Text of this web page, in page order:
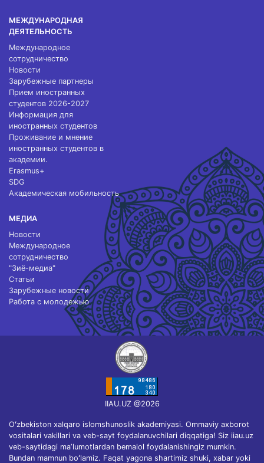
МЕЖДУНАРОДНАЯ
ДЕЯТЕЛЬНОСТЬ
Международное
сотрудничество
Новости
Зарубежные партнеры
Прием иностранных
студентов 2026-2027
Информация для
иностранных студентов
Проживание и мнение
иностранных студентов в
академии.
Erasmus+
SDG
Академическая мобильность
МЕДИА
Новости
Международное
сотрудничество
"Зиё-медиа"
Статьи
Зарубежные новости
Работа с молодежью
IIAU.UZ @2026
Oʻzbekiston xalqaro islomshunoslik akademiyasi. Ommaviy axborot
vositalari vakillari va veb-sayt foydalanuvchilari diqqatiga! Siz iiau.uz
veb-saytidagi maʼlumotlardan bemalol foydalanishingiz mumkin.
Bundan mamnun boʻlamiz. Faqat yagona shartimiz shuki, xabar yoki